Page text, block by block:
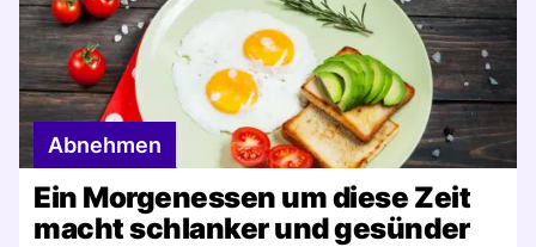
Abnehmen
Ein Morgenessen um diese Zeit
macht schlanker und gesünder